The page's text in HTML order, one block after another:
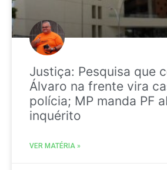
Justiça: Pesquisa que
Álvaro na frente vira
polícia; MP manda PF
inquérito
VER MATÉRIA »